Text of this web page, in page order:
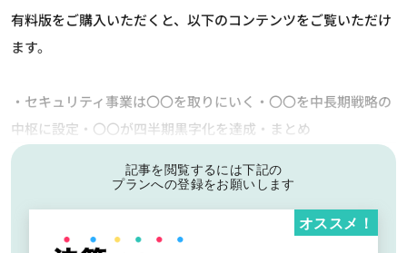
有料版をご購入いただくと、以下のコンテンツをご覧いただけ
ます。
・セキュリティ事業は〇〇を取りにいく・〇〇を中長期戦略の
中枢に設定・〇〇が四半期黒字化を達成・まとめ
記事を閲覧するには下記の
プランへの登録をお願いします
オススメ！